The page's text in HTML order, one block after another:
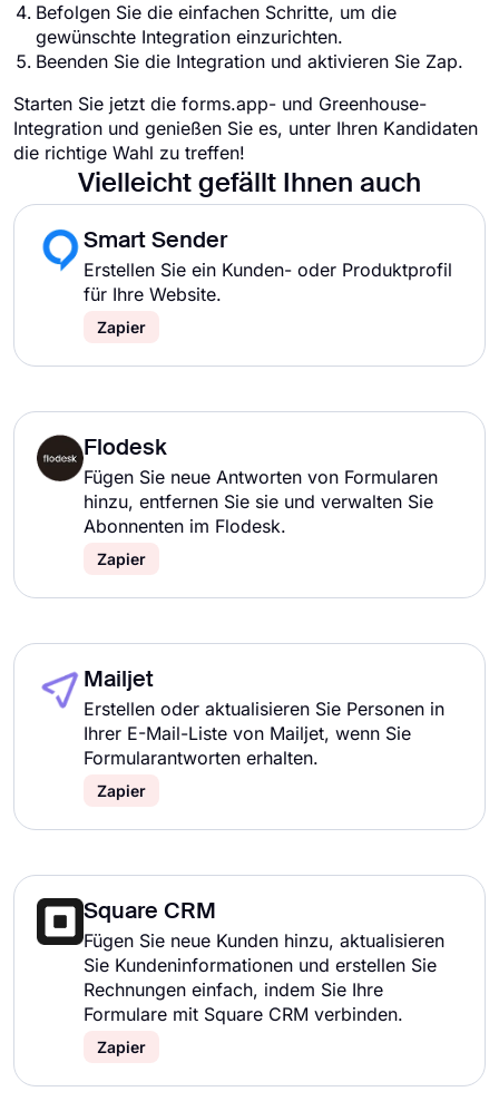
Befolgen Sie die einfachen Schritte, um die
gewünschte Integration einzurichten.
Beenden Sie die Integration und aktivieren Sie Zap.
Starten Sie jetzt die forms.app- und Greenhouse-
Integration und genießen Sie es, unter Ihren Kandidaten
die richtige Wahl zu treffen!
Vielleicht gefällt Ihnen auch
Smart Sender
Erstellen Sie ein Kunden- oder Produktprofil
für Ihre Website.
Zapier
Flodesk
Fügen Sie neue Antworten von Formularen
hinzu, entfernen Sie sie und verwalten Sie
Abonnenten im Flodesk.
Zapier
Mailjet
Erstellen oder aktualisieren Sie Personen in
Ihrer E-Mail-Liste von Mailjet, wenn Sie
Formularantworten erhalten.
Zapier
Square CRM
Fügen Sie neue Kunden hinzu, aktualisieren
Sie Kundeninformationen und erstellen Sie
Rechnungen einfach, indem Sie Ihre
Formulare mit Square CRM verbinden.
Zapier